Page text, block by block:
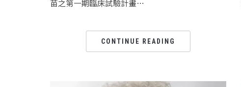
苗之第一期臨床試驗計畫…
CONTINUE READING